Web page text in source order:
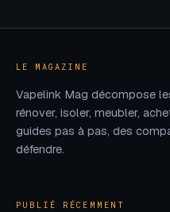
à
LE MAGAZINE
Vapelink Mag décompose
rénover, isoler, meubler,
guides pas à pas, des
défendre.
PUBLIÉ RÉCEMMENT